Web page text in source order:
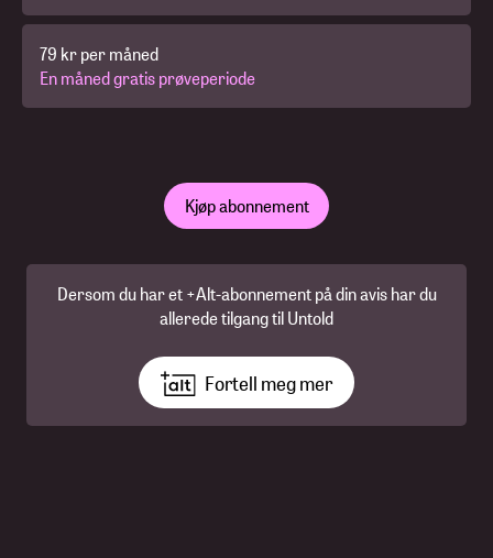
79 kr per måned
En måned gratis prøveperiode
Kjøp abonnement
Dersom du har et +Alt-abonnement på din avis har du
allerede tilgang til Untold
Fortell meg mer